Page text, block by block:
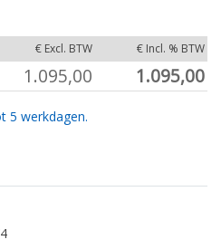
€ Excl. BTW € Incl. % BTW
1.095,00 1.095,00
5 werkdagen.